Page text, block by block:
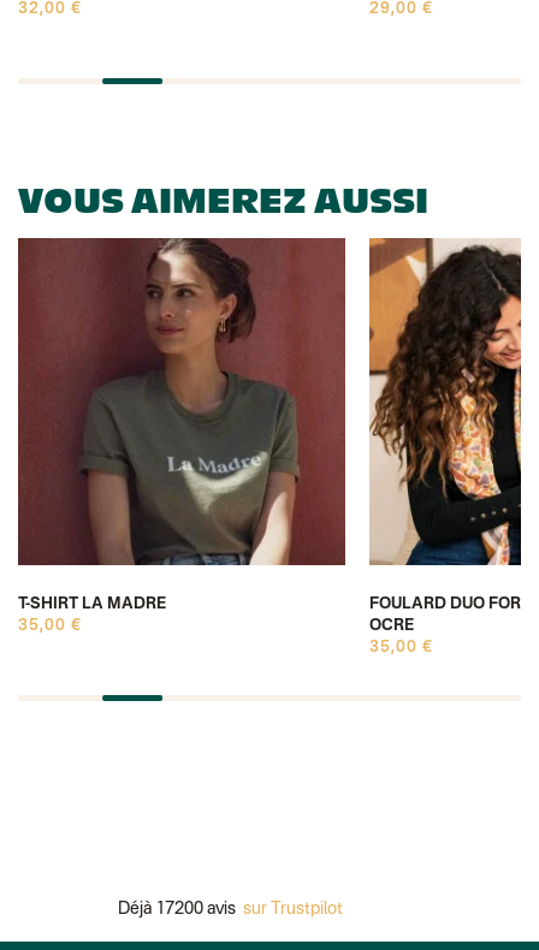
32,00 €
29,00 €
VOUS AIMEREZ AUSSI
T-SHIRT LA MADRE
35,00 €
FOULARD DUO
OCRE
35,00 €
Déjà 17200 avis sur Trustpilot